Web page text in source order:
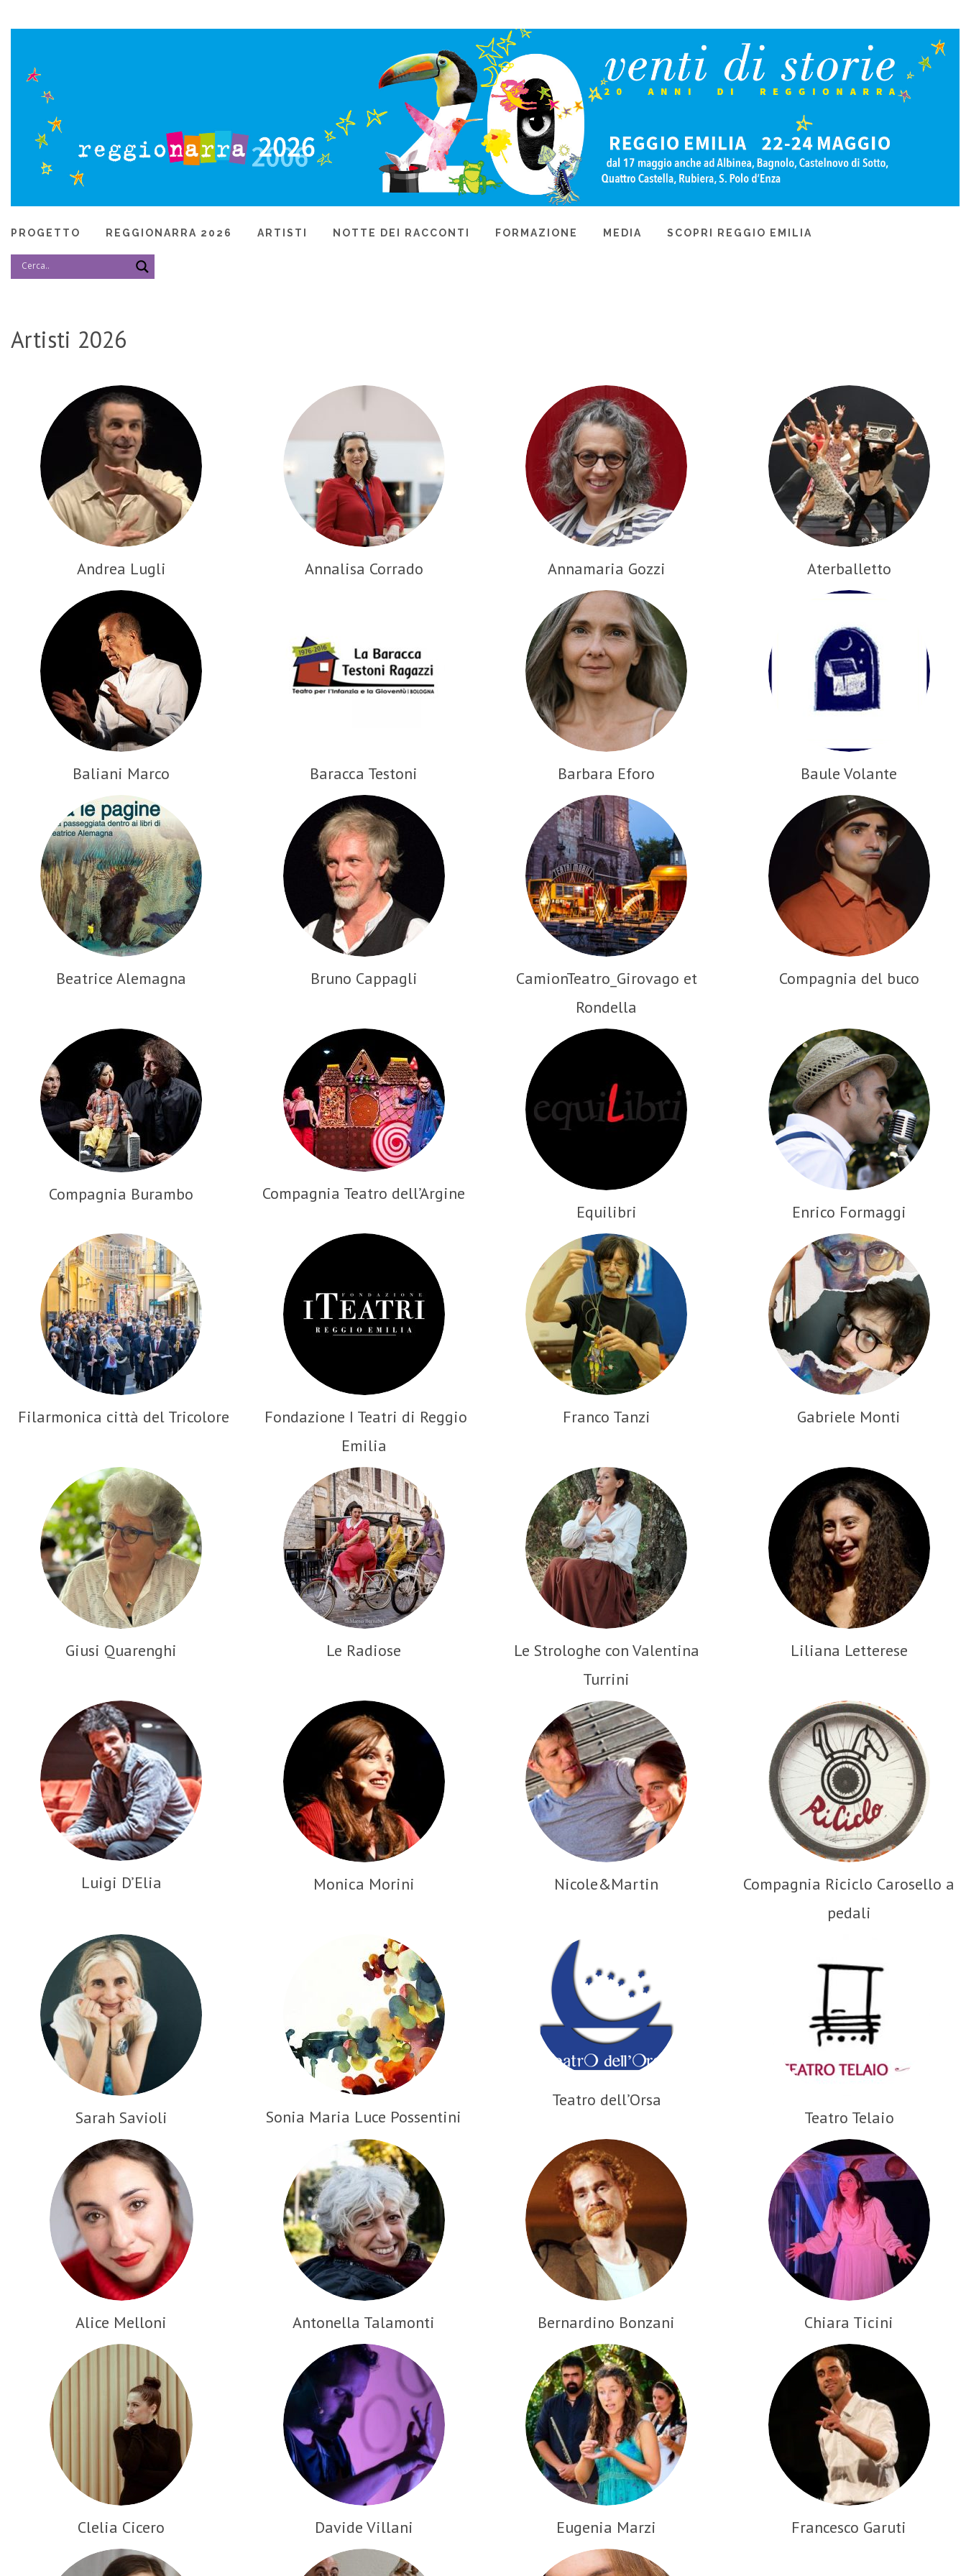
PROGETTO REGGIONARRA 2026 ARTISTI NOTTE DEI RACCONTI FORMAZIONE MEDIA SCOPRI REGGIO EMILIA
Artisti 2026
Andrea Lugli Annalisa Corrado Annamaria Gozzi Aterballetto
Baliani Marco Baracca Testoni Barbara Eforo Baule Volante
Beatrice Alemagna Bruno Cappagli
CamionTeatro_Girovago et
Rondella
Compagnia del buco
Compagnia Burambo
Compagnia Teatro dell’Argine
Equilibri
Enrico Formaggi
Filarmonica città del Tricolore
Fondazione I Teatri di Reggio
Emilia
Franco Tanzi Gabriele Monti
Giusi Quarenghi Le Radiose
Le Strologhe con Valentina
Turrini
Liliana Letterese
Luigi D’Elia Monica Morini Nicole&Martin
Compagnia Riciclo Carosello a
pedali
Sarah Savioli Sonia Maria Luce Possentini
Teatro dell’Orsa
Teatro Telaio
Alice Melloni Antonella Talamonti Bernardino Bonzani Chiara Ticini
Clelia Cicero Davide Villani Eugenia Marzi Francesco Garuti